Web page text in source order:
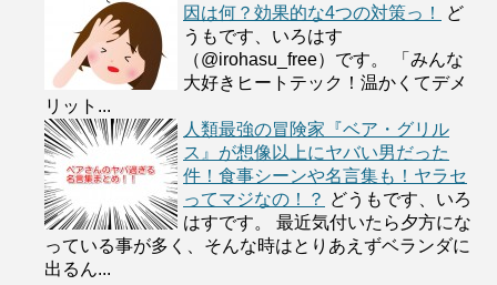
因は何？効果的な4つの対策っ！
ど
うもです、いろはす
（@irohasu_free）です。 「みんな
大好きヒートテック！温かくてデメ
リット...
人類最強の冒険家『ベア・グリル
ス』が想像以上にヤバい男だった
件！食事シーンや名言集も！ヤラセ
ってマジなの！？ どうもです、いろ
はすです。 最近気付いたら夕方にな
っている事が多く、そんな時はとりあえずベランダに
出るん...